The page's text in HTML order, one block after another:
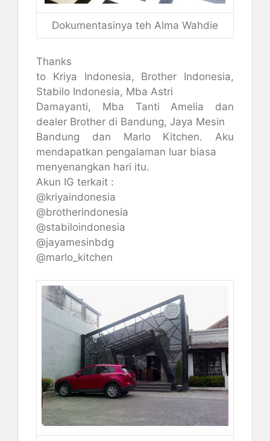
Dokumentasinya teh Alma Wahdie
Thanks
to Kriya Indonesia, Brother Indonesia,
Stabilo Indonesia, Mba Astri
Damayanti, Mba Tanti Amelia dan
dealer Brother di Bandung, Jaya Mesin
Bandung dan Marlo Kitchen. Aku
mendapatkan pengalaman luar biasa
menyenangkan hari itu.
Akun IG terkait :
@kriyaindonesia
@brotherindonesia
@stabiloindonesia
@jayamesinbdg
@marlo_kitchen